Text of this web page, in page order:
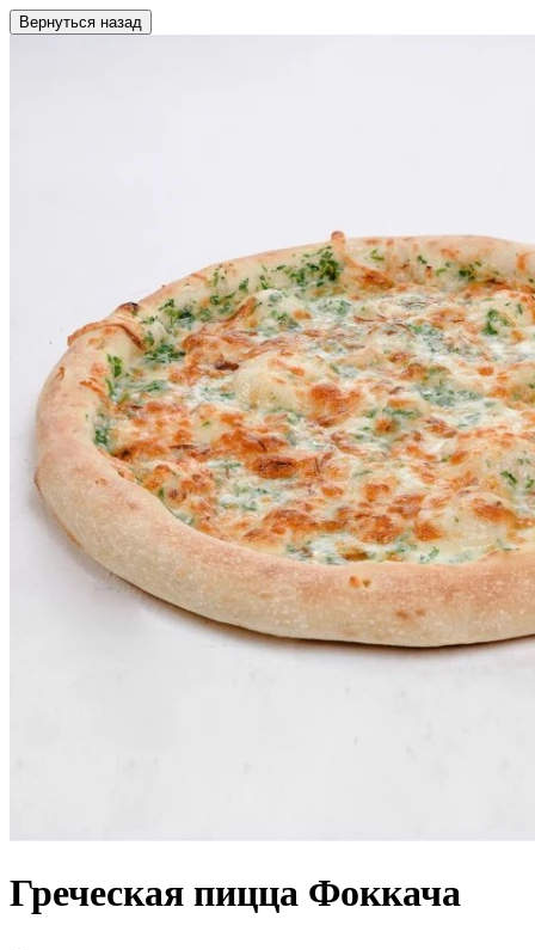
Вернуться назад
Греческая пицца Фоккача